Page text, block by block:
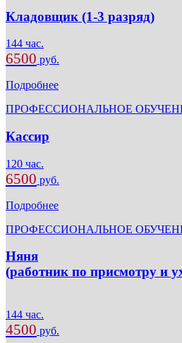
Кладовщик (1-3 разряд)
144 час.
6500 руб.
Подробнее
ПРОФЕССИОНАЛЬНОЕ
Кассир
120 час.
6500 руб.
Подробнее
ПРОФЕССИОНАЛЬНОЕ
Няня
(работник по присмотру и
144 час.
4500 руб.